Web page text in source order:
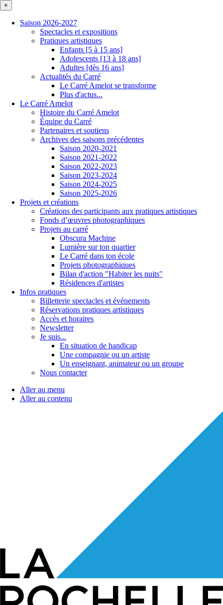
×
Saison 2026-2027
Spectacles et expositions
Pratiques artistiques
Enfants [5 à 15 ans]
Adolescents [13 à 18 ans]
Adultes [dès 16 ans]
Actualités du Carré
Le Carré Amelot se transforme
Plus d'actus...
Le Carré Amelot
Histoire du Carré Amelot
Équipe du Carré
Partenaires et soutiens
Archives des saisons précédentes
Saison 2020-2021
Saison 2021-2022
Saison 2022-2023
Saison 2023-2024
Saison 2024-2025
Saison 2025-2026
Projets et créations
Créations des participants aux pratiques artistiques
Fonds d’œuvres photographiques
Projets au carré
Obscura Machine
Lumière sur ton quartier
Le Carré dans ton école
Projets photographiques
Bilan d'action "Habiter les nuits"
Résidences d'artistes
Infos pratiques
Billetterie spectacles et événements
Réservations pratiques artistiques
Accès et horaires
Newsletter
Je suis...
En situation de handicap
Une compagnie ou un artiste
Un enseignant, animateur ou un groupe
Nous contacter
Aller au menu
Aller au contenu